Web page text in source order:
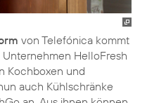
von Telefónica kommt
HelloFresh
Kochboxen und
auch Kühlschränke